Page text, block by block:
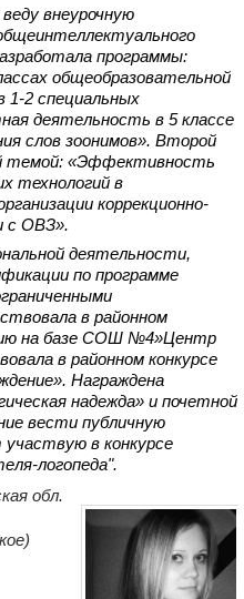
внеурочную
программы:
общеобразовательной
1-2 специальных
деятельность в 5 классе
слов зоонимов». Второй
темой: «Эффективность
технологий в
коррекционно-
с ОВЗ».
деятельности,
по программе
в районном
на базе СОШ №4»Центр
в районном конкурсе
Награждена
надежда» и почетной
вести публичную
в конкурсе
логопеда".
обл.